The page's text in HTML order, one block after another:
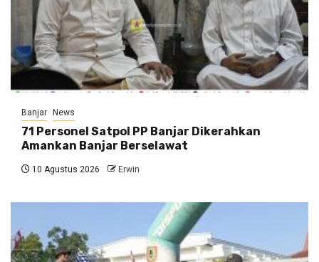
Banjar News
71 Personel Satpol PP Banjar Dikerahkan
Amankan Banjar Berselawat
10 Agustus 2026 Erwin